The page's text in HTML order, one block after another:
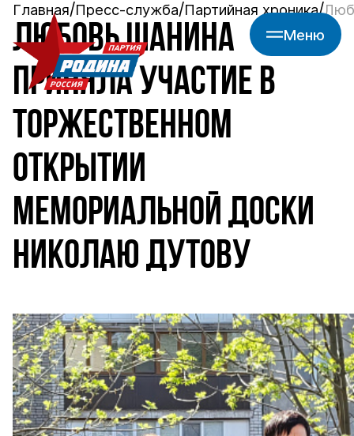
Меню
Главная Пресс-служба Партийная хроника
ЛЮБОВЬ ШАНИНА
ПРИНЯЛА УЧАСТИЕ В
ТОРЖЕСТВЕННОМ
ОТКРЫТИИ
МЕМОРИАЛЬНОЙ ДОСКИ
НИКОЛАЮ ДУТОВУ